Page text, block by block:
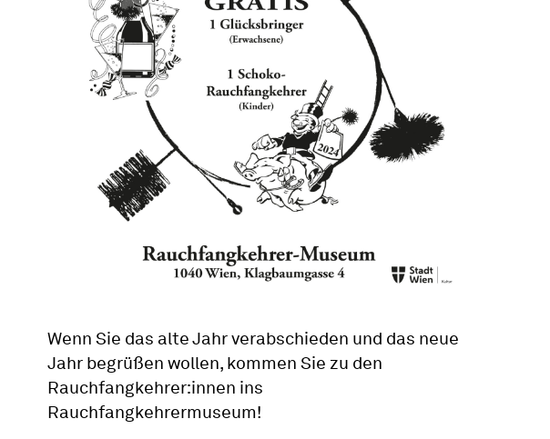
Wenn Sie das alte Jahr verabschieden und das neue
Jahr begrüßen wollen, kommen Sie zu den
Rauchfangkehrer:innen ins
Rauchfangkehrermuseum!